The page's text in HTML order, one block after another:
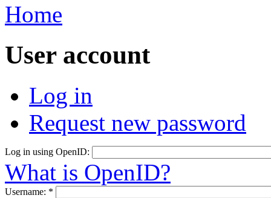
Home
User account
Log in
Request new password
Log in using OpenID:
What is OpenID?
Username: *